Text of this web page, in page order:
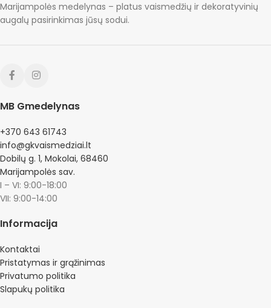
Marijampolės medelynas – platus vaismedžių ir dekoratyvinių
augalų pasirinkimas jūsų sodui.
MB Gmedelynas
+370 643 61743
info@gkvaismedziai.lt
Dobilų g. 1, Mokolai, 68460
Marijampolės sav.
I – VI: 9:00-18:00
VII: 9:00-14:00
Informacija
Kontaktai
Pristatymas ir grąžinimas
Privatumo politika
Slapukų politika